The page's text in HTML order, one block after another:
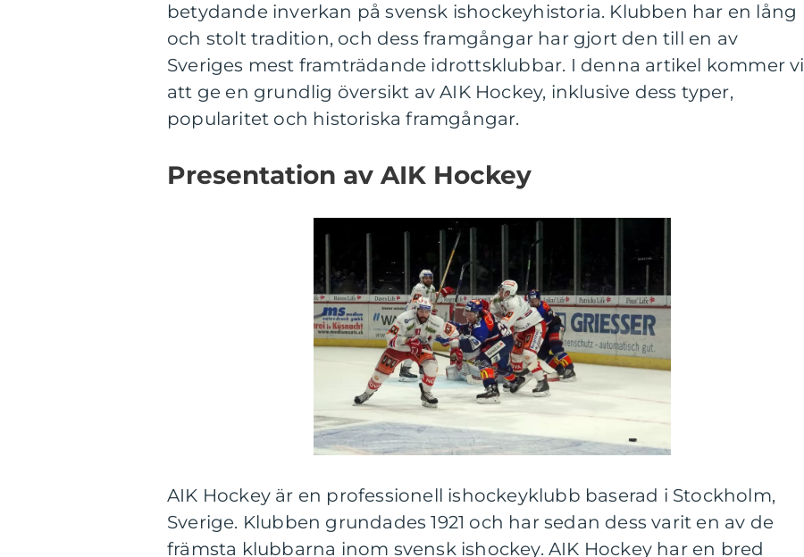
betydande inverkan på svensk ishockeyhistoria. Klubben har en lång
och stolt tradition, och dess framgångar har gjort den till en av
Sveriges mest framträdande idrottsklubbar. I denna artikel kommer vi
att ge en grundlig översikt av AIK Hockey, inklusive dess typer,
popularitet och historiska framgångar.
Presentation av AIK Hockey
AIK Hockey är en professionell ishockeyklubb baserad i Stockholm,
Sverige. Klubben grundades 1921 och har sedan dess varit en av de
främsta klubbarna inom svensk ishockey. AIK Hockey har en bred